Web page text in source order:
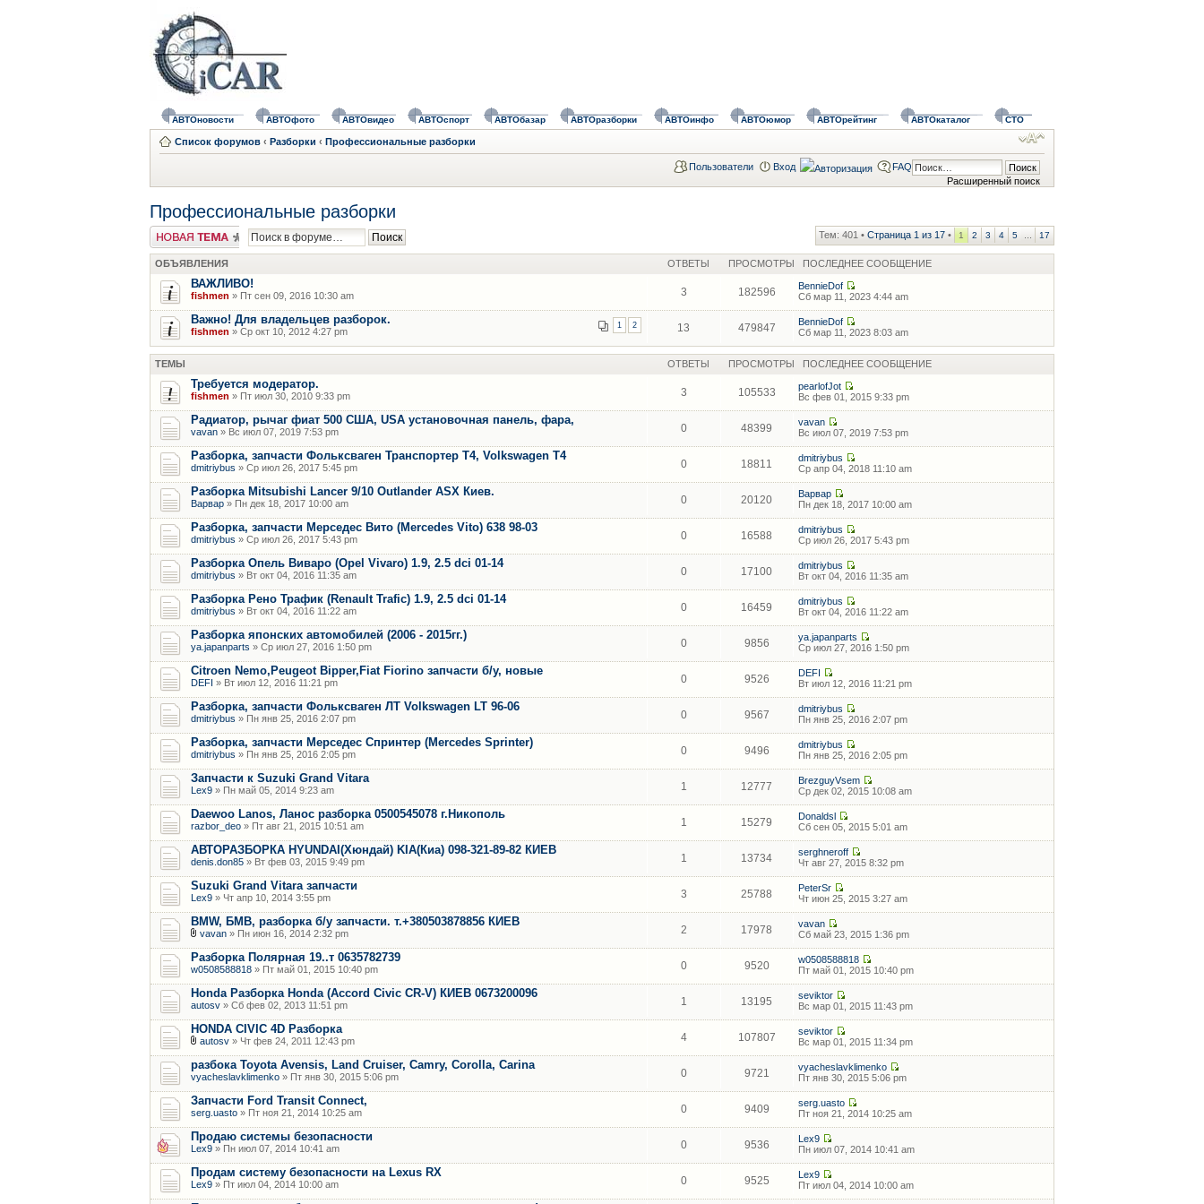
АВТОновости АВТОфото АВТОвидео АВТОспорт АВТОбазар АВТОразборки АВТОинфо АВТОюмор АВТОрейтинг АВТОкаталог СТО
Список форумов ‹ Разборки ‹ Профессиональные разборки
Расширенный поиск
Пользователи Вход FAQ
Профессиональные разборки
Новая тема Тем: 401 • Страница 1 из 17 • 1 2 3 4 5 17
ОБЪЯВЛЕНИЯ ОТВЕТЫ ПРОСМОТРЫ ПОСЛЕДНЕЕ СООБЩЕНИЕ
ВАЖЛИВО!
fishmen » Пт сен 09, 2016 10:30 am 3 182596
BennieDof
Сб мар 11, 2023 4:44 am
Важно! Для владельцев разборок. 1 2
fishmen » Ср окт 10, 2012 4:27 pm 13 479847
BennieDof
Сб мар 11, 2023 8:03 am
ТЕМЫ ОТВЕТЫ ПРОСМОТРЫ ПОСЛЕДНЕЕ СООБЩЕНИЕ
Требуется модератор.
fishmen » Пт июл 30, 2010 9:33 pm 3 105533
pearlofJot
Вс фев 01, 2015 9:33 pm
Радиатор, рычаг фиат 500 США, USA установочная панель, фара,
vavan » Вс июл 07, 2019 7:53 pm 0 48399
vavan
Вс июл 07, 2019 7:53 pm
Разборка, запчасти Фольксваген Транспортер Т4, Volkswagen T4
dmitriybus » Ср июл 26, 2017 5:45 pm 0 18811
dmitriybus
Ср апр 04, 2018 11:10 am
Разборка Mitsubishi Lancer 9/10 Outlander ASX Киев.
Варвар » Пн дек 18, 2017 10:00 am 0 20120
Варвар
Пн дек 18, 2017 10:00 am
Разборка, запчасти Мерседес Вито (Mercedes Vito) 638 98-03
dmitriybus » Ср июл 26, 2017 5:43 pm 0 16588
dmitriybus
Ср июл 26, 2017 5:43 pm
Разборка Опель Виваро (Opel Vivaro) 1.9, 2.5 dci 01-14
dmitriybus » Вт окт 04, 2016 11:35 am 0 17100
dmitriybus
Вт окт 04, 2016 11:35 am
Разборка Рено Трафик (Renault Trafic) 1.9, 2.5 dci 01-14
dmitriybus » Вт окт 04, 2016 11:22 am 0 16459
dmitriybus
Вт окт 04, 2016 11:22 am
Разборка японских автомобилей (2006 - 2015гг.)
ya.japanparts » Ср июл 27, 2016 1:50 pm 0 9856
ya.japanparts
Ср июл 27, 2016 1:50 pm
Citroen Nemo,Peugeot Bipper,Fiat Fiorino запчасти б/у, новые
DEFI » Вт июл 12, 2016 11:21 pm 0 9526
DEFI
Вт июл 12, 2016 11:21 pm
Разборка, запчасти Фольксваген ЛТ Volkswagen LT 96-06
dmitriybus » Пн янв 25, 2016 2:07 pm 0 9567
dmitriybus
Пн янв 25, 2016 2:07 pm
Разборка, запчасти Мерседес Спринтер (Mercedes Sprinter)
dmitriybus » Пн янв 25, 2016 2:05 pm 0 9496
dmitriybus
Пн янв 25, 2016 2:05 pm
Запчасти к Suzuki Grand Vitara
Lex9 » Пн май 05, 2014 9:23 am 1 12777
BrezguyVsem
Ср дек 02, 2015 10:08 am
Daewoo Lanos, Ланос разборка 0500545078 г.Никополь
razbor_deo » Пт авг 21, 2015 10:51 am 1 15279
Donaldsl
Сб сен 05, 2015 5:01 am
АВТОРАЗБОРКА HYUNDAI(Хюндай) KIA(Киа) 098-321-89-82 КИЕВ
denis.don85 » Вт фев 03, 2015 9:49 pm 1 13734
serghneroff
Чт авг 27, 2015 8:32 pm
Suzuki Grand Vitara запчасти
Lex9 » Чт апр 10, 2014 3:55 pm 3 25788
PeterSr
Чт июн 25, 2015 3:27 am
BMW, БМВ, разборка б/у запчасти. т.+380503878856 КИЕВ
vavan » Пн июн 16, 2014 2:32 pm 2 17978
vavan
Сб май 23, 2015 1:36 pm
Разборка Полярная 19..т 0635782739
w0508588818 » Пт май 01, 2015 10:40 pm 0 9520
w0508588818
Пт май 01, 2015 10:40 pm
Honda Разборка Honda (Accord Civic CR-V) КИЕВ 0673200096
autosv » Сб фев 02, 2013 11:51 pm 1 13195
seviktor
Вс мар 01, 2015 11:43 pm
HONDA CIVIC 4D Разборка
autosv » Чт фев 24, 2011 12:43 pm 4 107807
seviktor
Вс мар 01, 2015 11:34 pm
разбока Toyota Avensis, Land Cruiser, Camry, Corolla, Carina
vyacheslavklimenko » Пт янв 30, 2015 5:06 pm 0 9721
vyacheslavklimenko
Пт янв 30, 2015 5:06 pm
Запчасти Ford Transit Connect,
serg.uasto » Пт ноя 21, 2014 10:25 am 0 9409
serg.uasto
Пт ноя 21, 2014 10:25 am
Продаю системы безопасности
Lex9 » Пн июл 07, 2014 10:41 am 0 9536
Lex9
Пн июл 07, 2014 10:41 am
Продам систему безопасности на Lexus RX
Lex9 » Пт июл 04, 2014 10:00 am 0 9525
Lex9
Пт июл 04, 2014 10:00 am